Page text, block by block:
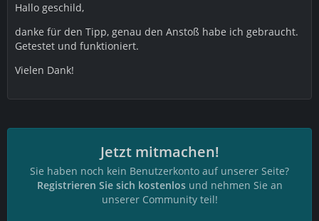
Hallo geschild,
danke für den Tipp, genau den Anstoß habe ich gebraucht.
Getestet und funktioniert.
Vielen Dank!
Jetzt mitmachen!
Sie haben noch kein Benutzerkonto auf unserer Seite?
Registrieren Sie sich kostenlosund nehmen Sie an
unserer Community teil!